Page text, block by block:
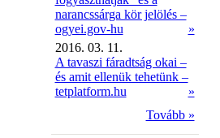
narancssárga kör jelölés –
ogyei.gov-hu
»
2016. 03. 11.
A tavaszi fáradtság okai –
és amit ellenük tehetünk –
tetplatform.hu
»
Tovább »